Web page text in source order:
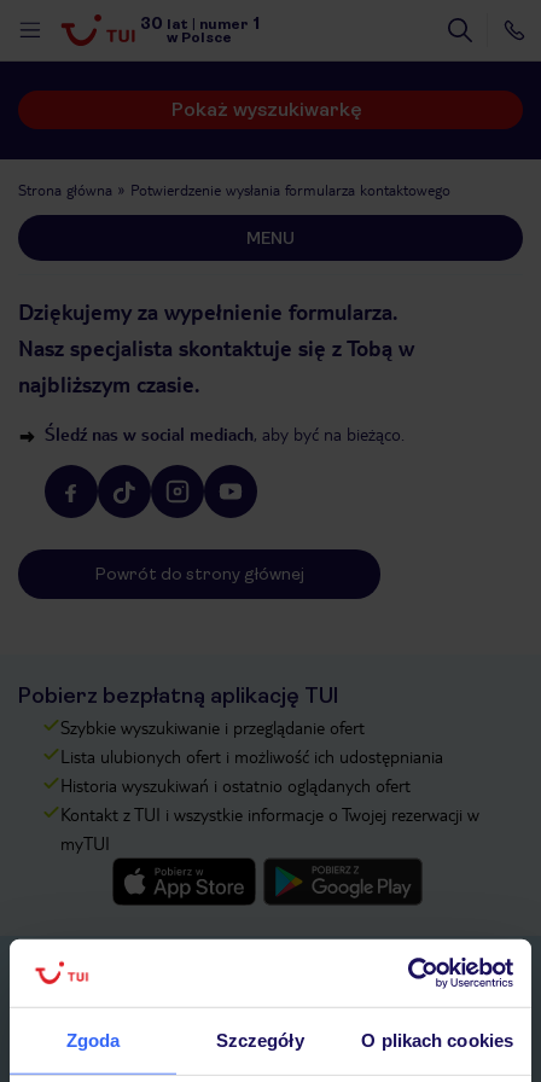
Zgoda Szczegóły O plikach cookies
30 lat numer 1
w Polsce
Pokaż wyszukiwarkę
Strona główna Potwierdzenie wysłania formularza kontaktowego
MENU
Dziękujemy za wypełnienie formularza.
Nasz specjalista skontaktuje się z Tobą w
najbliższym czasie.
Śledź nas w social mediach, aby być na bieżąco.
Powrót do strony głównej
Pobierz bezpłatną aplikację TUI
Szybkie wyszukiwanie i przeglądanie ofert
Lista ulubionych ofert i możliwość ich udostępniania
Historia wyszukiwań i ostatnio oglądanych ofert
Kontakt z TUI i wszystkie informacje o Twojej rezerwacji w
myTUI
IMIĘ*